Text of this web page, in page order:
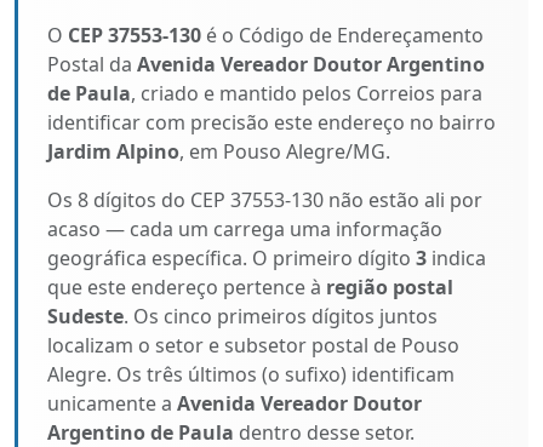
O CEP 37553-130 é o Código de Endereçamento
Postal da Avenida Vereador Doutor Argentino
de Paula, criado e mantido pelos Correios para
identificar com precisão este endereço no bairro
Jardim Alpino, em Pouso Alegre/MG.
Os 8 dígitos do CEP 37553-130 não estão ali por
acaso — cada um carrega uma informação
geográfica específica. O primeiro dígito 3 indica
que este endereço pertence à região postal
Sudeste. Os cinco primeiros dígitos juntos
localizam o setor e subsetor postal de Pouso
Alegre. Os três últimos (o sufixo) identificam
unicamente a Avenida Vereador Doutor
Argentino de Paula dentro desse setor.